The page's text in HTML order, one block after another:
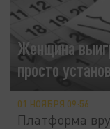
Женщина
просто
01 НОЯБРЯ 09:56
Платформа